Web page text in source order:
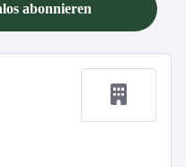
abonnieren